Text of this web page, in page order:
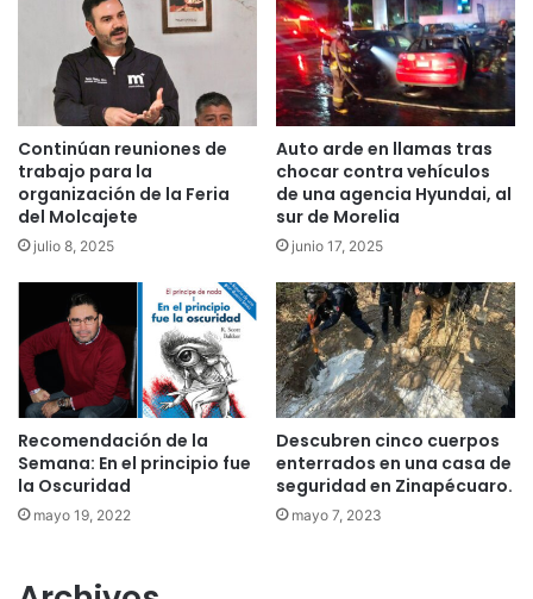
Continúan reuniones de
trabajo para la
organización de la Feria
del Molcajete
julio 8, 2025
Auto arde en llamas tras
chocar contra vehículos
de una agencia Hyundai, al
sur de Morelia
junio 17, 2025
Recomendación de la
Semana: En el principio fue
la Oscuridad
mayo 19, 2022
Descubren cinco cuerpos
enterrados en una casa de
seguridad en Zinapécuaro.
mayo 7, 2023